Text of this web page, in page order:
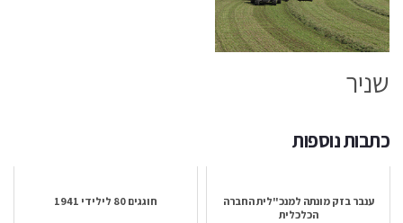
שניר
כתבות נוספות
ענבר בזק מונתה למנכ"לית החברה
הכלכלית
חוגגים 80 לילידי 1941